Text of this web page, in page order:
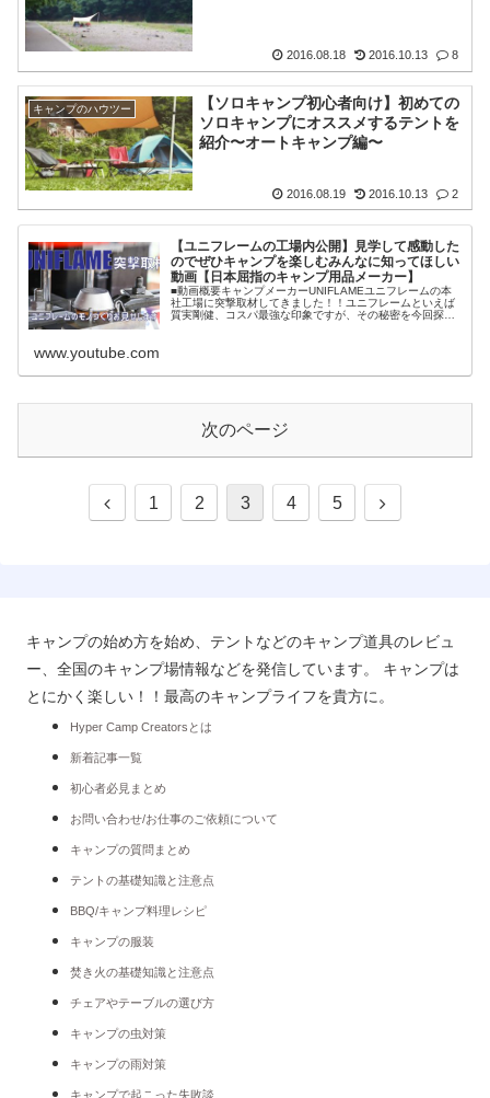
2016.08.18 2016.10.13 8
キャンプのハウツー
【ソロキャンプ初心者向け】初めての
ソロキャンプにオススメするテントを
紹介〜オートキャンプ編〜
2016.08.19 2016.10.13 2
【ユニフレームの工場内公開】見学して感動した
のでぜひキャンプを楽しむみんなに知ってほしい
動画【日本屈指のキャンプ用品メーカー】
■動画概要キャンプメーカーUNIFLAMEユニフレームの本
社工場に突撃取材してきました！！ユニフレームといえば
質実剛健、コスパ最強な印象ですが、その秘密を今回探っ
www.youtube.com
次のページ
1 2 3 4 5
キャンプの始め方を始め、テントなどのキャンプ道具のレビュ
ー、全国のキャンプ場情報などを発信しています。 キャンプは
とにかく楽しい！！最高のキャンプライフを貴方に。
Hyper Camp Creatorsとは
新着記事一覧
初心者必見まとめ
お問い合わせ/お仕事のご依頼について
キャンプの質問まとめ
テントの基礎知識と注意点
BBQ/キャンプ料理レシピ
キャンプの服装
焚き火の基礎知識と注意点
チェアやテーブルの選び方
キャンプの虫対策
キャンプの雨対策
キャンプで起こった失敗談